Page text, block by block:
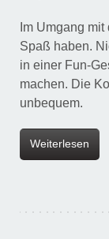
Im Umgang
Spaß haben.
in einer Fun-
machen. Die
unbequem.
Weiterlesen